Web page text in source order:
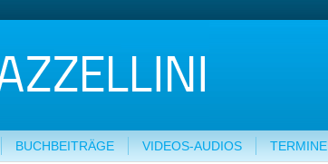
BUCHBEITRÄGE VIDEOS-AUDIOS TERMINE